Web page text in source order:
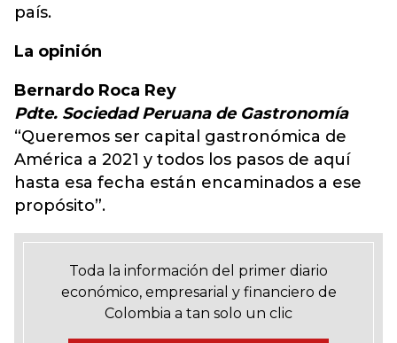
país.
La opinión
Bernardo Roca Rey
Pdte. Sociedad Peruana de Gastronomía
“Queremos ser capital gastronómica de
América a 2021 y todos los pasos de aquí
hasta esa fecha están encaminados a ese
propósito”.
Toda la información del primer diario
económico, empresarial y financiero de
Colombia a tan solo un clic